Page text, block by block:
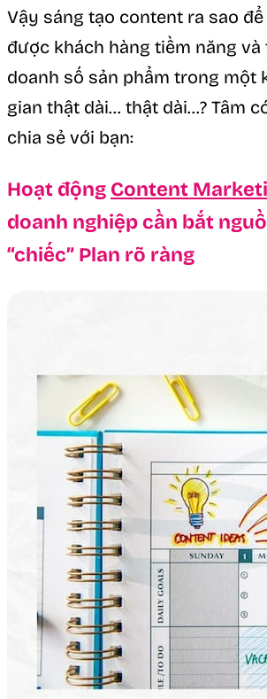
Vậy sáng tạo content ra sao
được khách hàng tiềm năng và
doanh số sản phẩm trong một
gian thật dài… thật dài…? Tâm
chia sẻ với bạn:
Hoạt động Content
doanh nghiệp cần bắt
“chiếc” Plan rõ ràng